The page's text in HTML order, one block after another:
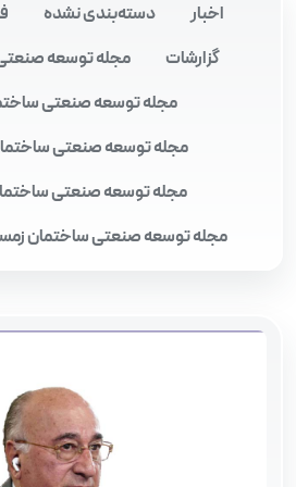
اخبار دسته‌بندی نشده
گزارشات
مجله توسعه صنعتی
مجله توسعه صنعتی ساختمان
مجله توسعه صنعتی ساختمان
مجله توسعه صنعتی ساختمان
مجله توسعه صنعتی ساختمان زمستان